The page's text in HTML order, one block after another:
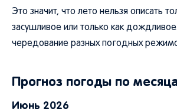
Это значит, что лето нельзя описать
засушливое или только как
чередование разных погодных
Прогноз погоды по
Июнь 2026